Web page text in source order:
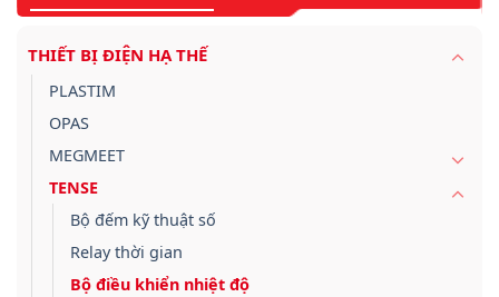
THIẾT BỊ ĐIỆN HẠ THẾ
PLASTIM
OPAS
MEGMEET
TENSE
Bộ đếm kỹ thuật số
Relay thời gian
Bộ điều khiển nhiệt độ